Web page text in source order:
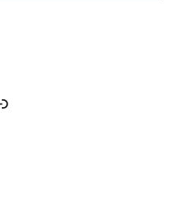
にコピーする